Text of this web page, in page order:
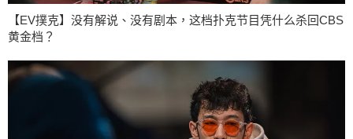
【EV撲克】没有解说、没有剧本，这档扑克节目凭什么杀回CBS
黄金档？